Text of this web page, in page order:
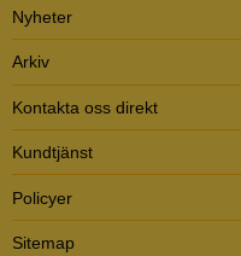
Nyheter
Arkiv
Kontakta oss direkt
Kundtjänst
Policyer
Sitemap